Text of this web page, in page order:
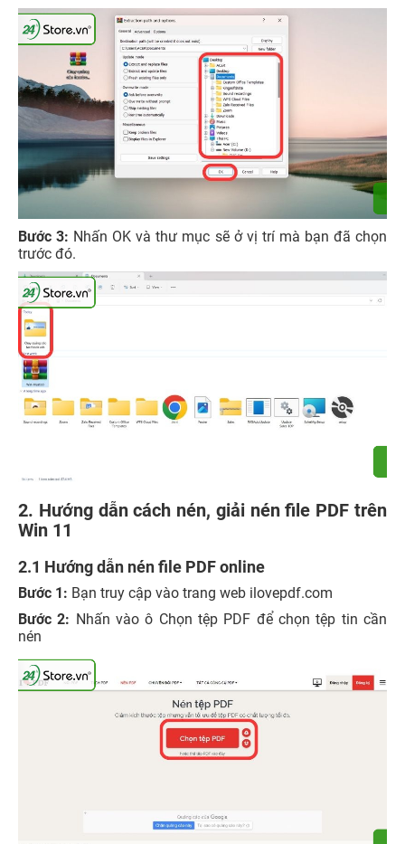
Bước 3: Nhấn OK và thư mục sẽ ở vị trí mà bạn đã chọn
trước đó.
2. Hướng dẫn cách nén, giải nén file PDF trên
Win 11
2.1 Hướng dẫn nén file PDF online
Bước 1: Bạn truy cập vào trang web ilovepdf.com
Bước 2: Nhấn vào ô Chọn tệp PDF để chọn tệp tin cần
nén